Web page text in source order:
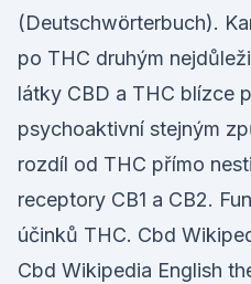
(Deutschwörterbuch).
po THC druhým
látky CBD a THC blízce
psychoaktivní stejným
rozdíl od THC přímo
receptory CB1 a CB2.
účinků THC. Cbd
Cbd Wikipedia English